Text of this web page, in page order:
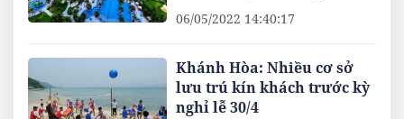
06/05/2022 14:40:17
Khánh Hòa: Nhiều cơ sở
lưu trú kín khách trước kỳ
nghỉ lễ 30/4